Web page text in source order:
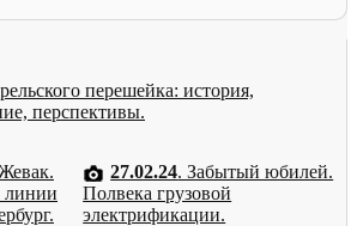
перешейка: история,
перспективы.
линии
27.02.24. Забытый юбилей.
Полвека грузовой
электрификации.